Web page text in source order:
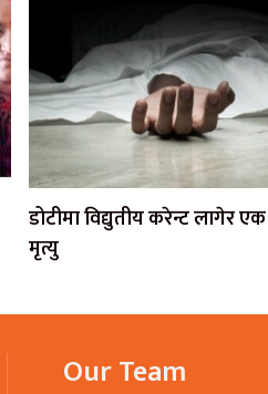
डोटीमा विद्युतीय करेन्ट लागेर
मृत्यु
Our Team